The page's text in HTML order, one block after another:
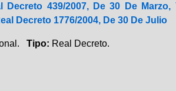
Decreto 439/2007, De 30 De
Decreto 1776/2004, De 30 De Julio
Tipo: Real Decreto.